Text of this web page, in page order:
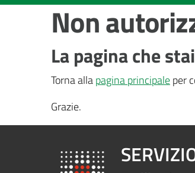
Non
La pagina che
Torna allapagina principaleper
Grazie.